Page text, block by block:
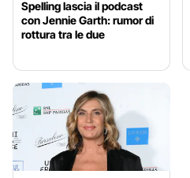
Spelling lascia il podcast
con Jennie Garth: rumor di
rottura tra le due